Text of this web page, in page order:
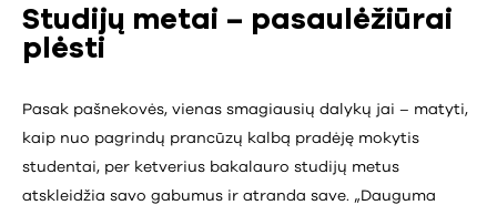
Studijų metai – pasaulėžiūrai
plėsti
Pasak pašnekovės, vienas smagiausių dalykų jai – matyti,
kaip nuo pagrindų prancūzų kalbą pradėję mokytis
studentai, per ketverius bakalauro studijų metus
atskleidžia savo gabumus ir atranda save. „Dauguma